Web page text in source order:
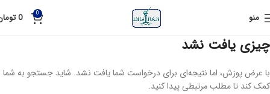
منو 0
0
چیزی یافت نشد
با عرض پوزش، اما نتیجه‌ای برای درخواست شما یافت نشد. شاید جستجو به شما
کمک کند تا مطلب مرتبطی پیدا کنید.